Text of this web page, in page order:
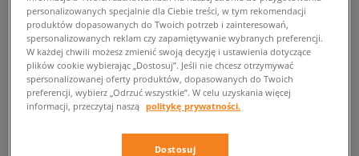
FILA T-SHIRT BB1
męskie, koszulki
59,99 zł z VAT
✛ 60 PKT. WSIZEERCLUB
personalizowanych specjalnie dla Ciebie treści, w tym rekomendacji
produktów dopasowanych do Twoich potrzeb i zainteresowań,
spersonalizowanych reklam czy zapamiętywanie wybranych preferencji.
W każdej chwili możesz zmienić swoją decyzję i ustawienia dotyczące
plików cookie wybierając „Dostosuj”. Jeśli nie chcesz otrzymywać
spersonalizowanej oferty produktów, dopasowanych do Twoich
preferencji, wybierz „Odrzuć wszystkie”. W celu uzyskania więcej
informacji, przeczytaj naszą politykę prywatności.
Dostosuj